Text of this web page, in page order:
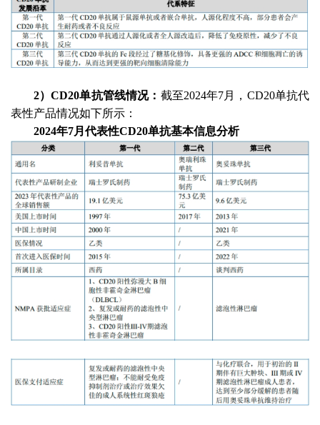
2）CD20单抗管线情况： 截至2024年7月，CD20单抗代
表性产品情况如下所示：
2024年7月代表性CD20单抗基本信息分析